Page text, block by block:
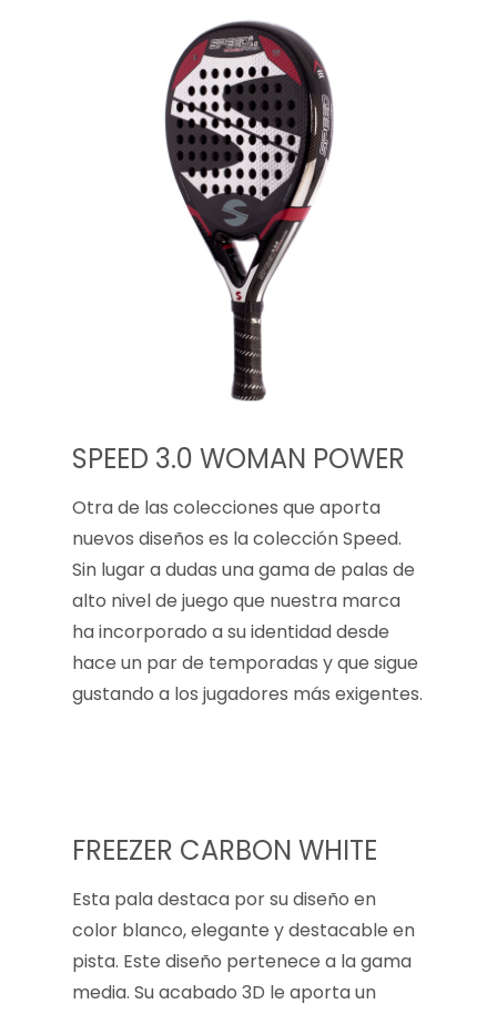
SPEED 3.0 WOMAN POWER
Otra de las colecciones que aporta
nuevos diseños es la colección Speed.
Sin lugar a dudas una gama de palas de
alto nivel de juego que nuestra marca
ha incorporado a su identidad desde
hace un par de temporadas y que sigue
gustando a los jugadores más exigentes.
FREEZER CARBON WHITE
Esta pala destaca por su diseño en
color blanco, elegante y destacable en
pista. Este diseño pertenece a la gama
media. Su acabado 3D le aporta un